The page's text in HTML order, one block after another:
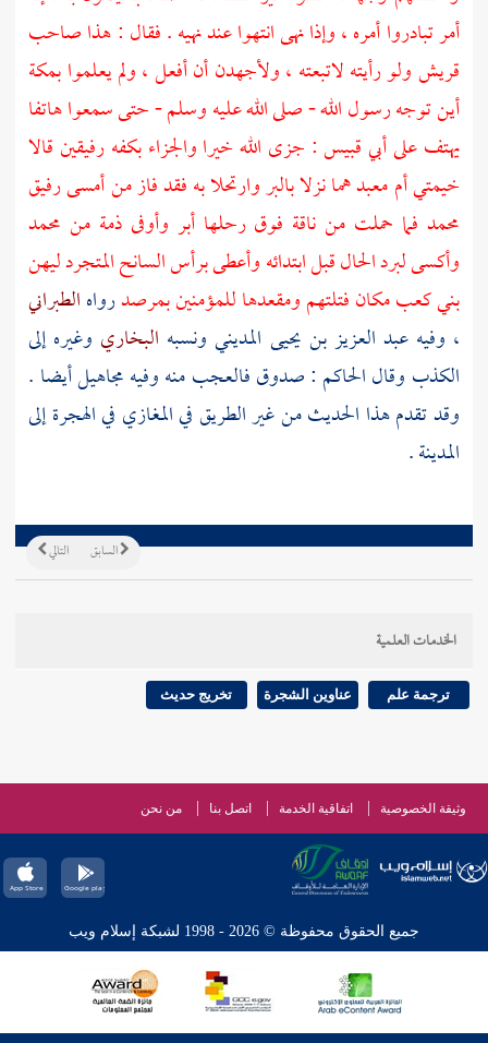
أمر تبادروا أمره ، وإذا نهى انتهوا عند نهيه . فقال : هذا صاحب
قريشولو رأيته لاتبعته ، ولأجهدن أن أفعل ، ولم يعلموابمكة
أين توجه رسول الله - صلى الله عليه وسلم - حتى سمعوا هاتفا
يهتف علىأبي قبيس: جزى الله خيرا والجزاء بكفه رفيقين قالا
خيمتيأم معبدهما نزلا بالبر وارتحلا به فقد فاز من أمسى رفيق
محمد فما حملت من ناقة فوق رحلها أبر وأوفى ذمة من محمد
وأكسى لبرد الحال قبل ابتدائه وأعطى برأس السانح المتجرد ليهن
بني كعبمكان فتلتهم ومقعدها للمؤمنين بمرصدرواهالطبراني
، وفيهعبد العزيز بن يحيى المديني ونسبه البخاري وغيره إلى
الكذب وقالالحاكم : صدوق فالعجب منه وفيه مجاهيل أيضا .
وقد تقدم هذا الحديث من غير الطريق في المغازي في الهجرة إلى
المدينة.
التالي السابق
الخدمات العلمية
ترجمة علم عناوين الشجرة تخريج حديث
وثيقة الخصوصية اتفاقية الخدمة اتصل بنا من نحن
جميع الحقوق محفوظة © 2026 - 1998 لشبكة إسلام ويب